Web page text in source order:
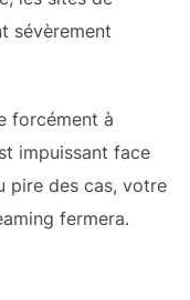
sévèrement
forcément à
impuissant face
pire des cas, votre
fermera.